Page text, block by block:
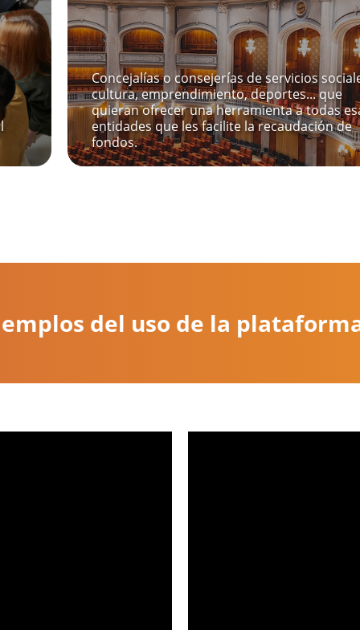
Concejalías o consejerías de servicios
cultura, emprendimiento, deportes... que
quieran ofrecer una herramienta a todas
entidades que les facilite la recaudación de
fondos.
del uso de la